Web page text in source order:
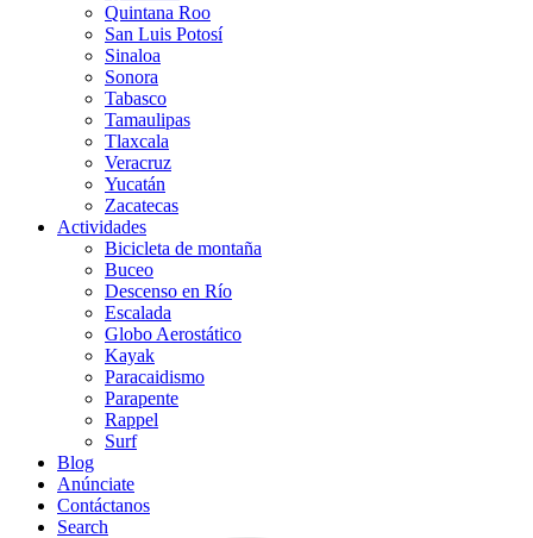
Quintana Roo
San Luis Potosí
Sinaloa
Sonora
Tabasco
Tamaulipas
Tlaxcala
Veracruz
Yucatán
Zacatecas
Actividades
Bicicleta de montaña
Buceo
Descenso en Río
Escalada
Globo Aerostático
Kayak
Paracaidismo
Parapente
Rappel
Surf
Blog
Anúnciate
Contáctanos
Search